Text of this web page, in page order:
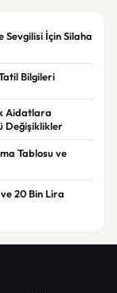
Sevgilisi İçin Silaha
Bilgileri
Aidatlara
Değişiklikler
Tablosu ve
20 Bin Lira